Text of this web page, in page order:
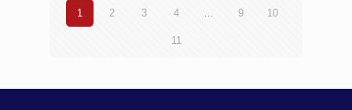
1 2 3 4 9 10
11